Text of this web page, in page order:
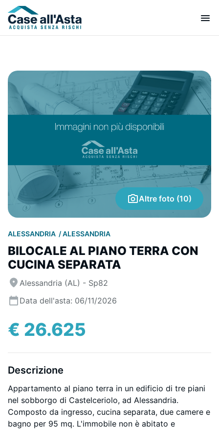
Altre foto (10)
ALESSANDRIA ALESSANDRIA
BILOCALE AL PIANO TERRA CON
CUCINA SEPARATA
Alessandria (AL) - Sp82
Data dell'asta: 06/11/2026
€ 26.625
Descrizione
Appartamento al piano terra in un edificio di tre piani
nel sobborgo di Castelceriolo, ad Alessandria.
Composto da ingresso, cucina separata, due camere e
bagno per 95 mq. L'immobile non è abitato e